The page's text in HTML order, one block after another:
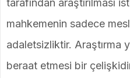
tarafından araştırılması
mahkemenin sadece
adaletsizliktir. Araştırma
beraat etmesi bir